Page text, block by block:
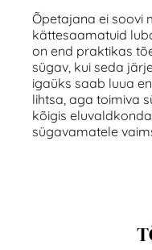
Õpetajana ei soovi
kättesaamatuid
on end praktikas
sügav, kui seda
igaüks saab luua
lihtsa, aga toimiva
kõigis
sügavamatele